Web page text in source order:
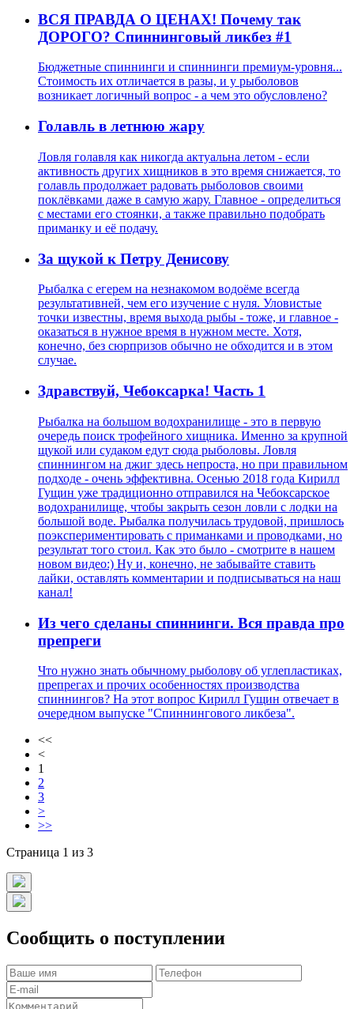
ВСЯ ПРАВДА О ЦЕНАХ! Почему так
ДОРОГО? Спиннинговый ликбез #1
Бюджетные спиннинги и спиннинги премиум-уровня...
Стоимость их отличается в разы, и у рыболовов
возникает логичный вопрос - а чем это обусловлено?
Голавль в летнюю жару
Ловля голавля как никогда актуальна летом - если
активность других хищников в это время снижается, то
голавль продолжает радовать рыболовов своими
поклёвками даже в самую жару. Главное - определиться
с местами его стоянки, а также правильно подобрать
приманку и её подачу.
За щукой к Петру Денисову
Рыбалка с егерем на незнакомом водоёме всегда
результативней, чем его изучение с нуля. Уловистые
точки известны, время выхода рыбы - тоже, и главное -
оказаться в нужное время в нужном месте. Хотя,
конечно, без сюрпризов обычно не обходится и в этом
случае.
Здравствуй, Чебоксарка! Часть 1
Рыбалка на большом водохранилище - это в первую
очередь поиск трофейного хищника. Именно за крупной
щукой или судаком едут сюда рыболовы. Ловля
спиннингом на джиг здесь непроста, но при правильном
подходе - очень эффективна. Осенью 2018 года Кирилл
Гущин уже традиционно отправился на Чебоксарское
водохранилище, чтобы закрыть сезон ловли с лодки на
большой воде. Рыбалка получилась трудовой, пришлось
поэкспериментировать с приманками и проводками, но
результат того стоил. Как это было - смотрите в нашем
новом видео:) Ну и, конечно, не забывайте ставить
лайки, оставлять комментарии и подписываться на наш
канал!
Из чего сделаны спиннинги. Вся правда про
препреги
Что нужно знать обычному рыболову об углепластиках,
препрегах и прочих особенностях производства
спиннингов? На этот вопрос Кирилл Гущин отвечает в
очередном выпуске "Спиннингового ликбеза".
<<
<
1
2
3
>
>>
Страница 1 из 3
Сообщить о поступлении